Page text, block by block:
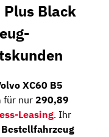
Plus Black
XC60 B5
für nur 290,89
Leasing. Ihr